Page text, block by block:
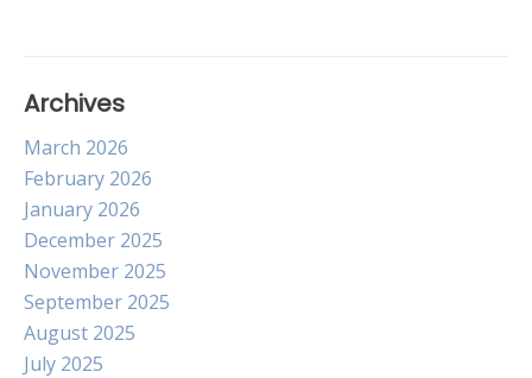
Archives
March 2026
February 2026
January 2026
December 2025
November 2025
September 2025
August 2025
July 2025